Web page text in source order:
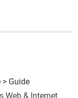
> Guide
Web & Internet